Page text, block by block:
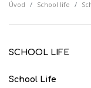
Úvod School life
SCHOOL LIFE
School Life